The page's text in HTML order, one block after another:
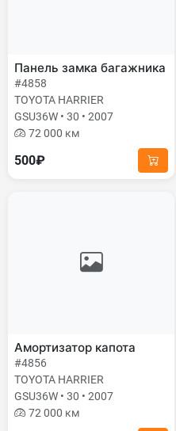
Панель замка багажника
#4858
TOYOTA HARRIER
GSU36W • 30 • 2007
72 000 км
500₽
Амортизатор капота
#4856
TOYOTA HARRIER
GSU36W • 30 • 2007
72 000 км